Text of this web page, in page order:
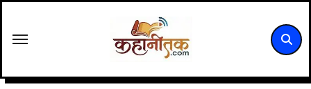
content